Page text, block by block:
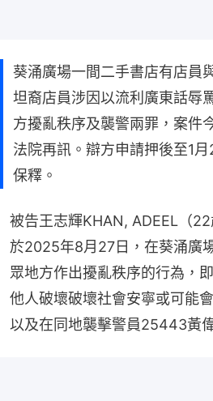
葵涌廣場一間二手書店有店員
坦裔店員涉因以流利廣東話辱
方擾亂秩序及襲警兩罪，案件
法院再訊。辯方申請押後至1
保釋。
被告王志輝KHAN, ADEEL（
於2025年8月27日，在葵涌廣
眾地方作出擾亂秩序的行為，
他人破壞破壞社會安寧或可能
以及在同地襲擊警員25443黃